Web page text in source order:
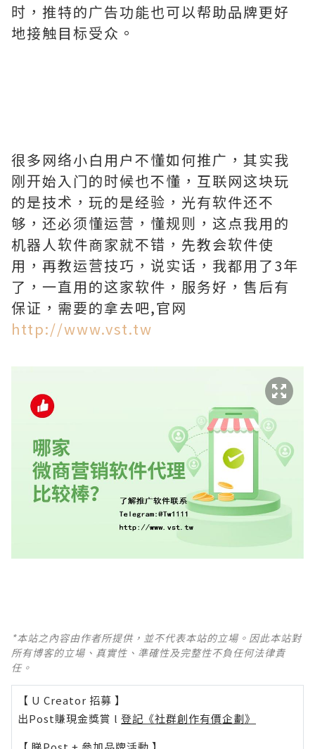
时，推特的广告功能也可以帮助品牌更好
地接触目标受众。
很多网络小白用户不懂如何推广，其实我
刚开始入门的时候也不懂，互联网这块玩
的是技术，玩的是经验，光有软件还不
够，还必须懂运营，懂规则，这点我用的
机器人软件商家就不错，先教会软件使
用，再教运营技巧，说实话，我都用了3年
了，一直用的这家软件，服务好，售后有
保证，需要的拿去吧,官网
http://www.vst.tw
*本站之內容由作者所提供，並不代表本站的立場。因此本站對
所有博客的立場、真實性、準確性及完整性不負任何法律責
任。
【 U Creator 招募 】
出Post賺現金獎賞 l 登記《社群創作有價企劃》